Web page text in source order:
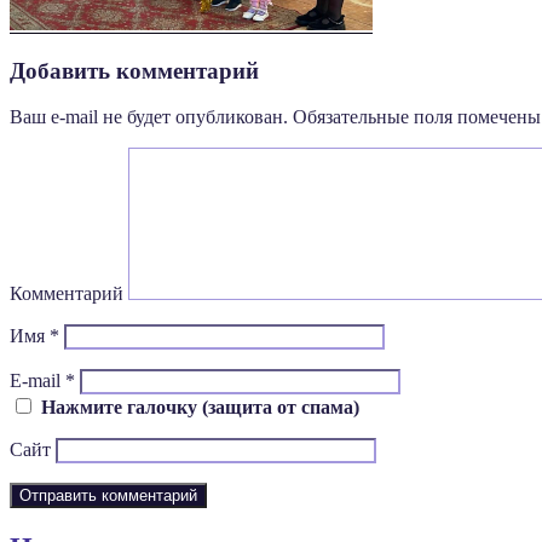
Добавить комментарий
Ваш e-mail не будет опубликован. Обязательные поля
Комментарий
Имя *
E-mail *
Нажмите галочку (защита от спама)
Сайт